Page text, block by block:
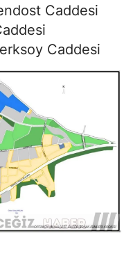
Caddesi
Caddesi